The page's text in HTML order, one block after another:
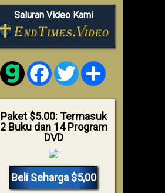
Saluran Video Kami
FacebookTwitter
Paket $5.00: Termasuk
2 Buku dan 14 Program
DVD
Beli Seharga $5,00